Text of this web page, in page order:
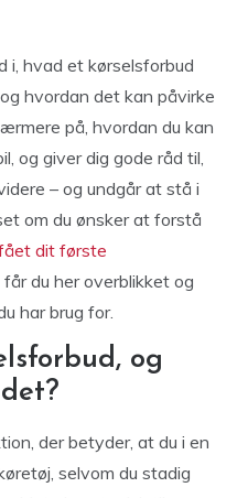
i, hvad et kørselsforbud
hvordan det kan påvirke
på, hvordan du kan
og giver dig gode råd til,
– og undgår at stå i
om du ønsker at forstå
dit første
får du her overblikket og
har brug for.
og
der betyder, at du i en
selvom du stadig